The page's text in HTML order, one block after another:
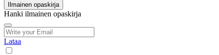
Ilmainen opaskirja
Hanki ilmainen opaskirja
Lataa